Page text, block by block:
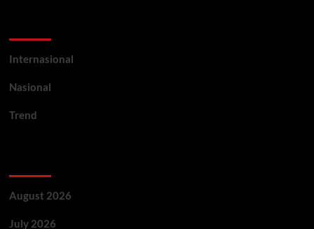
Internasional
Nasional
Trend
August 2026
July 2026